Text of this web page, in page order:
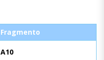
Fragmento
A10